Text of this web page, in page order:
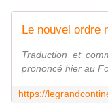
Traduction et
prononcé hier au